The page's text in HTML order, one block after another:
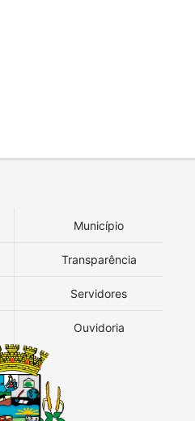
Município
Transparência
Servidores
Ouvidoria